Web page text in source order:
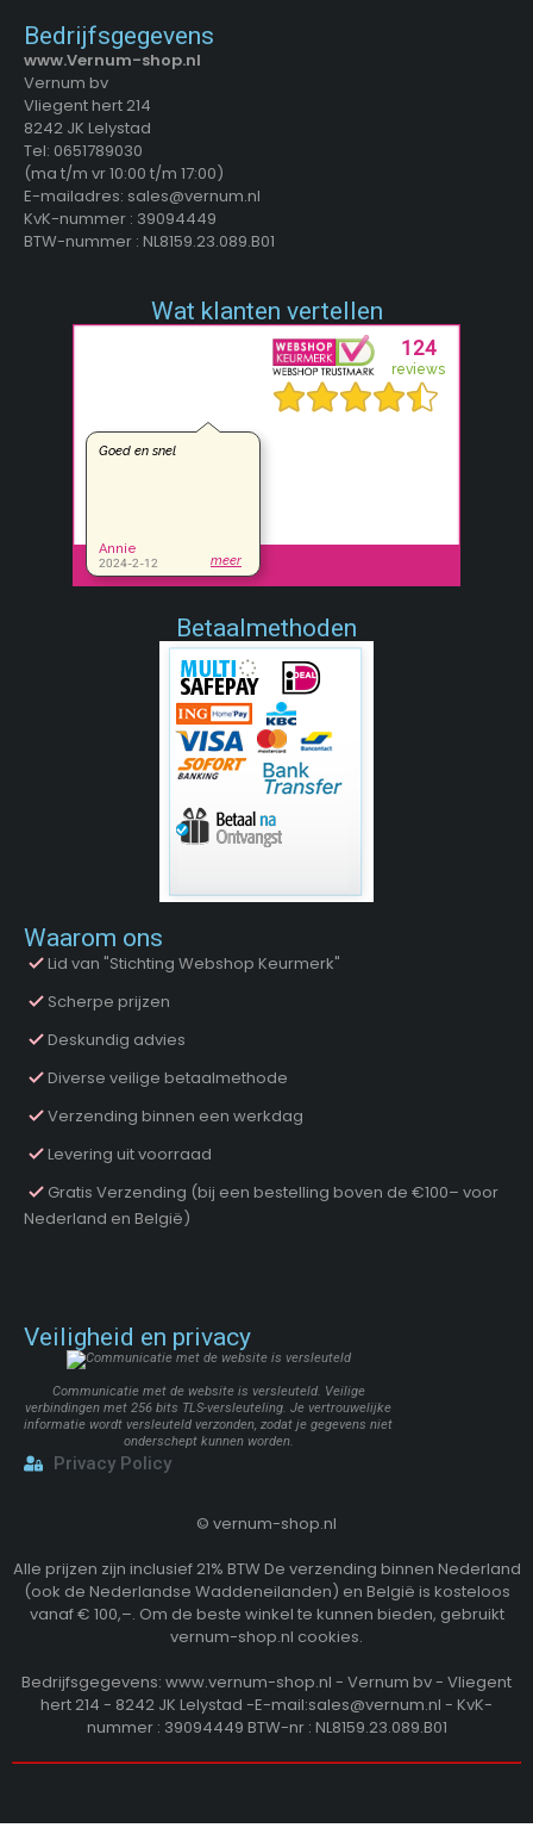
Bedrijfsgegevens
www.Vernum-shop.nl
Vernum bv
Vliegent hert 214
8242 JK Lelystad
Tel: 0651789030
(ma t/m vr 10:00 t/m 17:00)
E-mailadres: sales@vernum.nl
KvK-nummer : 39094449
BTW-nummer : NL8159.23.089.B01
Wat klanten vertellen
Betaalmethoden
Waarom ons
Lid van "Stichting Webshop Keurmerk"
Scherpe prijzen
Deskundig advies
Diverse veilige betaalmethode
Verzending binnen een werkdag
Levering uit voorraad
Gratis Verzending (bij een bestelling boven de €100– voor
Nederland en België)
Veiligheid en privacy
Communicatie met de website is versleuteld. Veilige
verbindingen met 256 bits TLS-versleuteling. Je vertrouwelijke
informatie wordt versleuteld verzonden, zodat je gegevens niet
onderschept kunnen worden.
Privacy Policy
© vernum-shop.nl
Alle prijzen zijn inclusief 21% BTW De verzending binnen Nederland
(ook de Nederlandse Waddeneilanden) en België is kosteloos
vanaf € 100,–. Om de beste winkel te kunnen bieden, gebruikt
vernum-shop.nl cookies.
Bedrijfsgegevens: www.vernum-shop.nl - Vernum bv - Vliegent
hert 214 - 8242 JK Lelystad -E-mail:sales@vernum.nl - KvK-
nummer : 39094449 BTW-nr : NL8159.23.089.B01